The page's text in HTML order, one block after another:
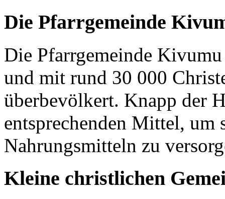
Die Pfarrgemeinde
Die Pfarrgemeinde
und mit rund 30 000
überbevölkert. Knapp der
entsprechenden Mittel, um
Nahrungsmitteln zu
Kleine christlichen